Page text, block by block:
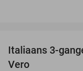
Italiaans 3-
Vero